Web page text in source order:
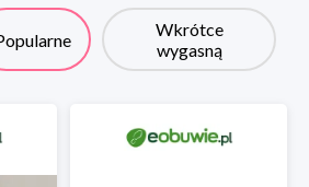
Wkrótce
wygasną